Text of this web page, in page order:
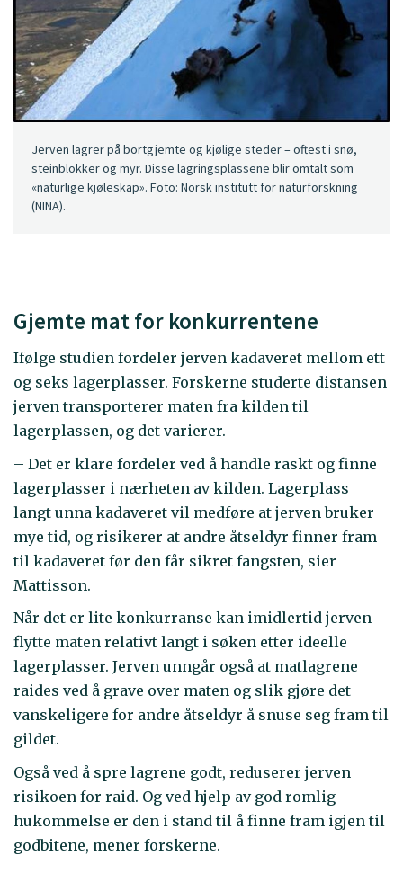
Jerven lagrer på bortgjemte og kjølige steder – oftest i snø,
steinblokker og myr. Disse lagringsplassene blir omtalt som
«naturlige kjøleskap». Foto: Norsk institutt for naturforskning
(NINA).
Gjemte mat for konkurrentene
Ifølge studien fordeler jerven kadaveret mellom ett
og seks lagerplasser. Forskerne studerte distansen
jerven transporterer maten fra kilden til
lagerplassen, og det varierer.
– Det er klare fordeler ved å handle raskt og finne
lagerplasser i nærheten av kilden. Lagerplass
langt unna kadaveret vil medføre at jerven bruker
mye tid, og risikerer at andre åtseldyr finner fram
til kadaveret før den får sikret fangsten, sier
Mattisson.
Når det er lite konkurranse kan imidlertid jerven
flytte maten relativt langt i søken etter ideelle
lagerplasser. Jerven unngår også at matlagrene
raides ved å grave over maten og slik gjøre det
vanskeligere for andre åtseldyr å snuse seg fram til
gildet.
Også ved å spre lagrene godt, reduserer jerven
risikoen for raid. Og ved hjelp av god romlig
hukommelse er den i stand til å finne fram igjen til
godbitene, mener forskerne.